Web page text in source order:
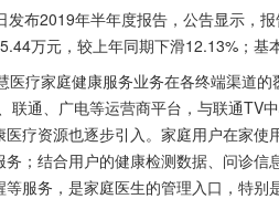
布2019年半年度报告，公告显示，
万元，较上年同期下滑12.13%；基
疗家庭健康服务业务在各终端渠道的
联通、广电等运营商平台，与联通TV
疗资源也逐步引入。家庭用户在家使
；结合用户的健康检测数据、问诊
服务，是家庭医生的管理入口，特